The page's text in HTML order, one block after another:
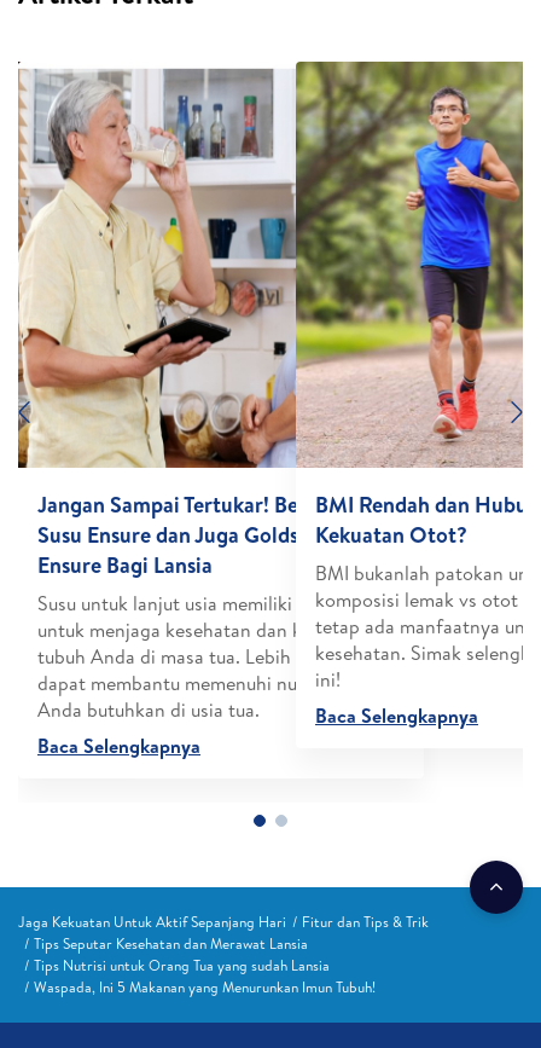
Previous
menjadi
dan
utama
satu di
Jangan Sampai Tertukar! Berikut Fungsi
Susu Ensure dan Juga Goldsure by
Ensure Bagi Lansia
Susu untuk lanjut usia memiliki manfaat
untuk menjaga kesehatan dan kekuatan
tubuh Anda di masa tua. Lebih dari itu, susu
dapat membantu memenuhi nutrisi yang
Anda butuhkan di usia tua.
Baca Selengkapnya
BMI Rendah dan
Kekuatan Otot?
BMI bukanlah patokan
komposisi lemak vs otot
tetap ada manfaatnya
kesehatan. Simak
ini!
Baca Selengkapnya
Jaga Kekuatan Untuk Aktif Sepanjang Hari
Fitur dan Tips & Trik
Tips Seputar Kesehatan dan Merawat Lansia
Tips Nutrisi untuk Orang Tua yang sudah Lansia
Waspada, Ini 5 Makanan yang Menurunkan Imun Tubuh!